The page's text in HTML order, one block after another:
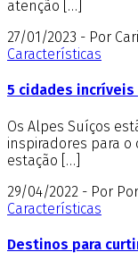
atenção […]
27/01/2023 - Por
Características
5 cidades incríveis
Os Alpes Suíços
inspiradores para o
estação […]
29/04/2022 - Por
Características
Destinos para